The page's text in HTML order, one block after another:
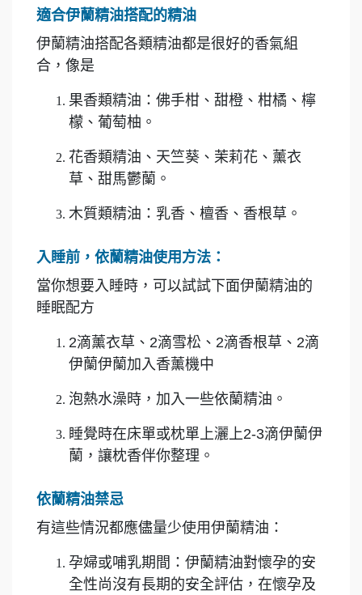
適合伊蘭精油搭配的精油
伊蘭精油搭配各類精油都是很好的香氣組
合，像是
果香類精油：佛手柑、甜橙、柑橘、檸
檬、葡萄柚。
花香類精油、天竺葵、茉莉花、薰衣
草、甜馬鬱蘭。
木質類精油：乳香、檀香、香根草。
入睡前，依蘭精油使用方法：
當你想要入睡時，可以試試下面伊蘭精油的
睡眠配方
2滴薰衣草、2滴雪松、2滴香根草、2滴
伊蘭伊蘭加入香薰機中
泡熱水澡時，加入一些依蘭精油。
睡覺時在床單或枕單上灑上2-3滴伊蘭伊
蘭，讓枕香伴你整理。
依蘭精油禁忌
有這些情況都應儘量少使用伊蘭精油：
孕婦或哺乳期間：伊蘭精油對懷孕的安
全性尚沒有長期的安全評估，在懷孕及